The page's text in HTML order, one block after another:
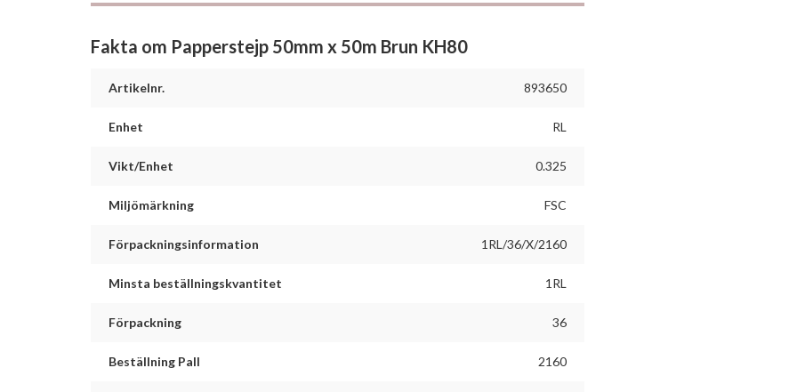
Fakta om Papperstejp 50mm x 50m Brun KH80
Artikelnr. 893650
Enhet RL
Vikt/Enhet 0.325
Miljömärkning FSC
Förpackningsinformation 1RL/36/X/2160
Minsta beställningskvantitet 1RL
Förpackning 36
Beställning Pall 2160